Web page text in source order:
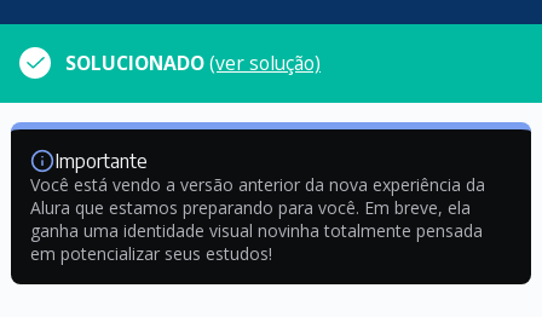
SOLUCIONADO(ver solução)
Importante
Você está vendo a versão anterior da nova experiência da
Alura que estamos preparando para você. Em breve, ela
ganha uma identidade visual novinha totalmente pensada
em potencializar seus estudos!